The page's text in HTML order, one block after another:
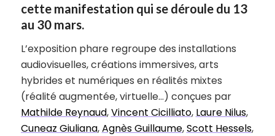
cette manifestation qui se déroule du 13
au 30 mars.
L’exposition phare regroupe des installations
audiovisuelles, créations immersives, arts
hybrides et numériques en réalités mixtes
(réalité augmentée, virtuelle…) conçues par
Mathilde Reynaud,Vincent Cicilliato, Laure Nilus,
Cuneaz Giuliana,Agnès Guillaume,Scott Hessels,